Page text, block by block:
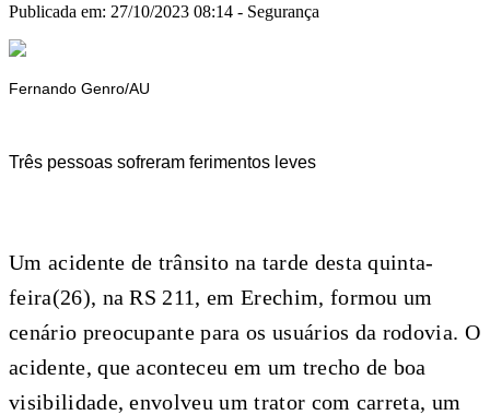
Publicada em: 27/10/2023 08:14 - Segurança
Fernando Genro/AU
Três pessoas sofreram ferimentos leves
Um acidente de trânsito na tarde desta quinta-
feira(26), na RS 211, em Erechim, formou um
cenário preocupante para os usuários da rodovia. O
acidente, que aconteceu em um trecho de boa
visibilidade, envolveu um trator com carreta, um